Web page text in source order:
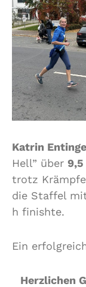
Katrin
Hell” über
trotz
die Staffel
h finishte.
Ein
Herzlichen